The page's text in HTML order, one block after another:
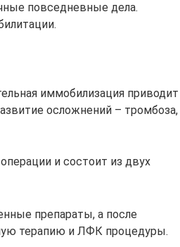
повседневные дела.
иммобилизация приводит
осложнений – тромбоза,
и состоит из двух
препараты, а после
терапию и ЛФК процедуры.